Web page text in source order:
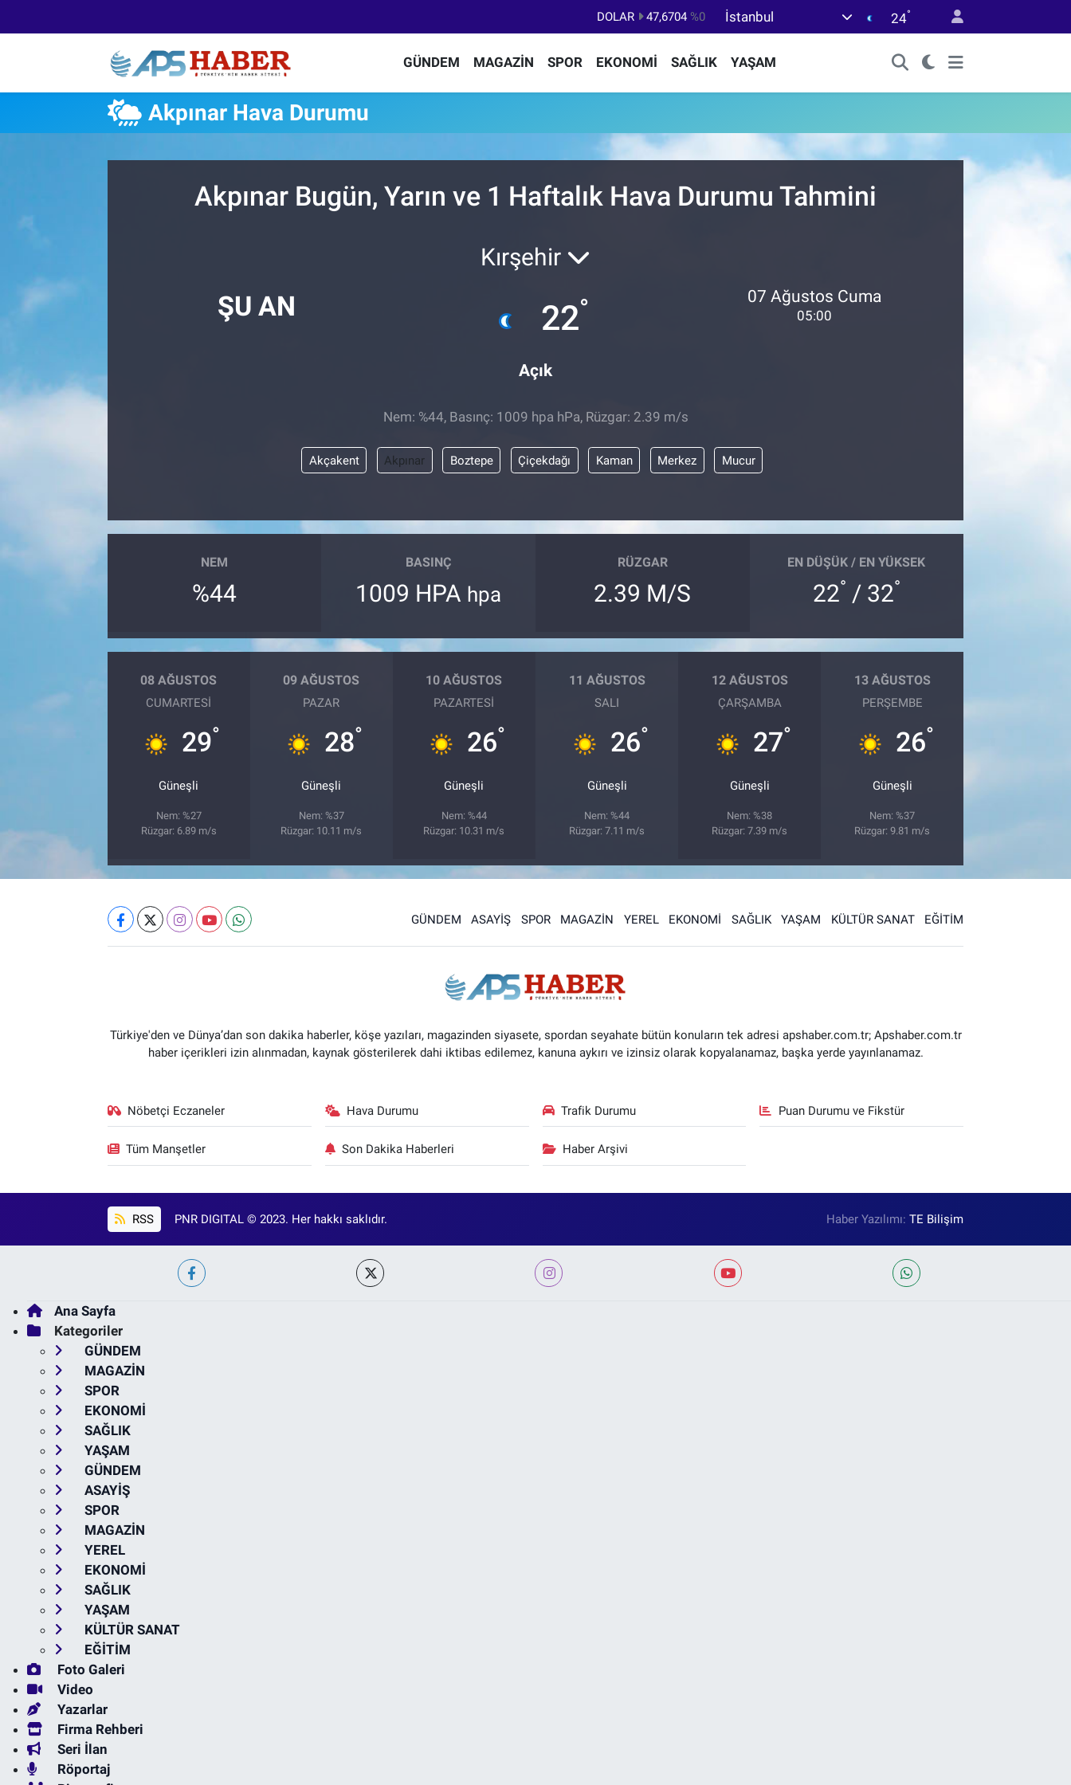
DOLAR 47,6704 %0
BİST100
13.799 %70
BITCOIN
64.225,61 %-0.63
İstanbul 24°
GÜNDEM MAGAZİN SPOR EKONOMİ SAĞLIK YAŞAM
Akpınar Hava Durumu
Akpınar Bugün, Yarın ve 1 Haftalık Hava Durumu Tahmini
ŞU AN
Kırşehir
22°
Açık
07 Ağustos Cuma
05:00
Nem: %44, Basınç: 1009 hpa hPa, Rüzgar: 2.39 m/s
Akçakent Akpınar Boztepe Çiçekdağı Kaman Merkez Mucur
NEM
%44
BASINÇ
1009 HPA hpa
RÜZGAR
2.39 M/S
EN DÜŞÜK / EN YÜKSEK
22° / 32°
08 AĞUSTOS
CUMARTESI
29°
Güneşli
Nem: %27
Rüzgar: 6.89 m/s
09 AĞUSTOS
PAZAR
28°
Güneşli
Nem: %37
Rüzgar: 10.11 m/s
10 AĞUSTOS
PAZARTESI
26°
Güneşli
Nem: %44
Rüzgar: 10.31 m/s
11 AĞUSTOS
SALI
26°
Güneşli
Nem: %44
Rüzgar: 7.11 m/s
12 AĞUSTOS
ÇARŞAMBA
27°
Güneşli
Nem: %38
Rüzgar: 7.39 m/s
13 AĞUSTOS
PERŞEMBE
26°
Güneşli
Nem: %37
Rüzgar: 9.81 m/s
GÜNDEM ASAYİŞ SPOR MAGAZİN YEREL EKONOMİ SAĞLIK YAŞAM KÜLTÜR SANAT EĞİTİM
Türkiye'den ve Dünya’dan son dakika haberler, köşe yazıları, magazinden siyasete, spordan seyahate bütün konuların tek adresi apshaber.com.tr; Apshaber.com.tr
haber içerikleri izin alınmadan, kaynak gösterilerek dahi iktibas edilemez, kanuna aykırı ve izinsiz olarak kopyalanamaz, başka yerde yayınlanamaz.
Nöbetçi Eczaneler Hava Durumu Trafik Durumu Puan Durumu ve Fikstür
Tüm Manşetler Son Dakika Haberleri Haber Arşivi
RSS PNR DIGITAL © 2023. Her hakkı saklıdır. Haber Yazılımı:TE Bilişim
Ana Sayfa
Kategoriler
GÜNDEM
MAGAZİN
SPOR
EKONOMİ
SAĞLIK
YAŞAM
GÜNDEM
ASAYİŞ
SPOR
MAGAZİN
YEREL
EKONOMİ
SAĞLIK
YAŞAM
KÜLTÜR SANAT
EĞİTİM
Foto Galeri
Video
Yazarlar
Firma Rehberi
Seri İlan
Röportaj